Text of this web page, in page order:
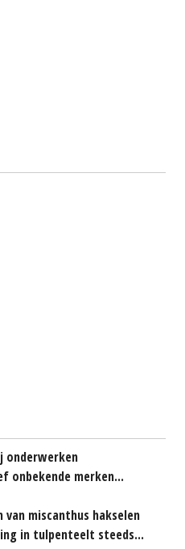
onderwerken
onbekende merken...
miscanthus hakselen
in tulpenteelt steeds...